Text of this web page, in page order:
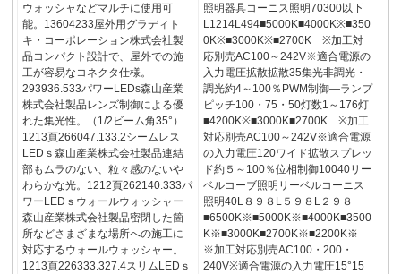
ウォッシャなどマルチに使用可
能。13604233屋外用グラディト
キ・コーポレーション株式会社製
品コンパクト設計で、屋外での施
工が容易なコネクタ仕様。
293936.533パワーLEDs森山産業
株式会社製品レンズ制御による優
れた集光性。（1/2ビーム角35°）
1213頁266047.133.2シームレス
LEDｓ森山産業株式会社製品連結
部もムラのない、粒々感のないや
わらかな光。1212頁262140.333パ
ワーLEDｓウォールウォッシャー
森山産業株式会社製品密閉した箇
所などさまざまな場所への施工に
対応するウォールウォッシャー。
1213頁226333.327.4スリムLEDｓ
照明器具コーニス照明70300以下
L1214L494■5000K■4000K※■350
0K※■3000K※■2700K ※加工対
応別売AC100～242V※適合電源の
入力電圧拡散拡散35集光非調光・
調光約4～100％PWM制御—ランプ
ピッチ100・75・50灯数1～176灯
■4200K※■3000K■2700K ※加工
対応別売AC100～242V※適合電源
の入力電圧120ワイド拡散スプレッ
ド約５～100％位相制御10040リー
ベルコーブ照明リーベルコーニス
照明40L８９８L５９８L２９８
■6500K※■5000K※■4000K■3500
K※■3000K■2700K※■2200K※
※加工対応別売AC100・200・
240V※適合電源の入力電圧15°15